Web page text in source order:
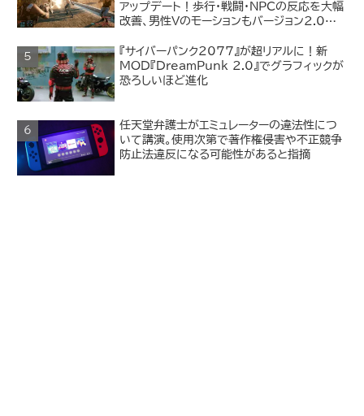
アップデート！歩行・戦闘・NPCの反応を大幅
改善、男性Vのモーションもバージョン2.0以
『サイバーパンク2077』が超リアルに！新
MOD『DreamPunk 2.0』でグラフィックが
恐ろしいほど進化
任天堂弁護士がエミュレーターの違法性につ
いて講演。使用次第で著作権侵害や不正競争
防止法違反になる可能性があると指摘